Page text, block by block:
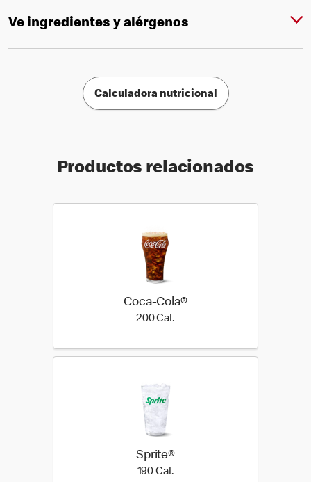
Ve ingredientes y alérgenos
Calculadora nutricional
Productos relacionados
Coca-Cola®
200 Cal.200 Cal.
Sprite®
190 Cal.190 Cal.